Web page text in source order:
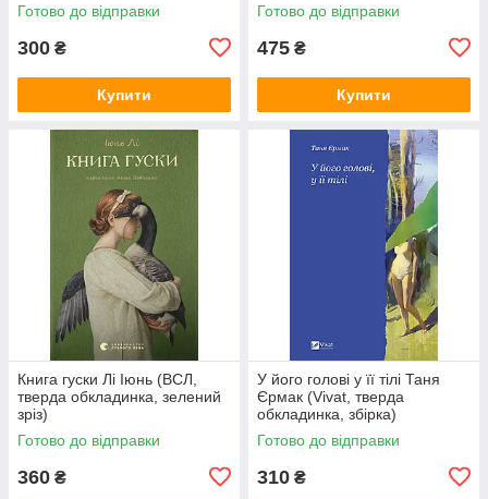
Готово до відправки
300 ₴
Купити
Готово до відправки
475 ₴
Купити
Книга гуски Лі Іюнь (ВСЛ,
тверда обкладинка, зелений
зріз)
Готово до відправки
360 ₴
У його голові у її тілі Таня
Єрмак (Vivat, тверда
обкладинка, збірка)
Готово до відправки
310 ₴